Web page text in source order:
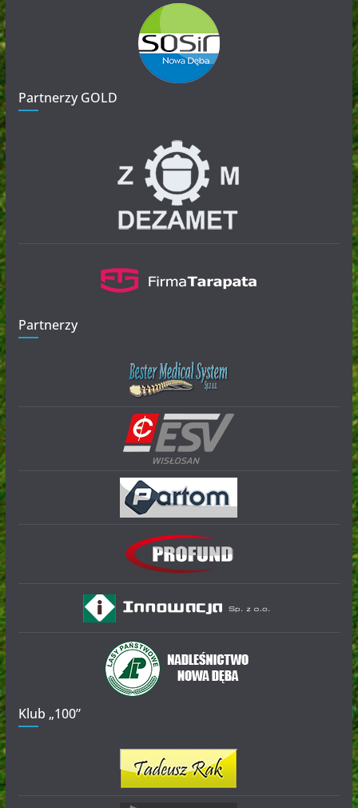
Partnerzy GOLD
Partnerzy
Klub „100”